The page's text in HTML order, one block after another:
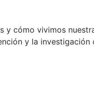
y cómo vivimos
y la